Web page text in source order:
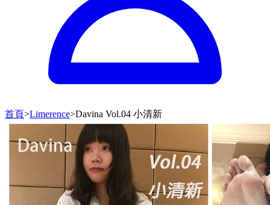
首頁>Limerence>Davina Vol.04 小清新